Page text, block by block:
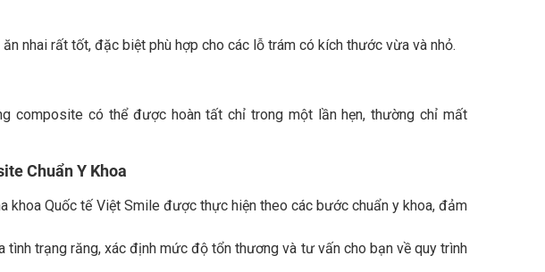
nhai rất tốt, đặc biệt phù hợp cho các lỗ trám có kích thước vừa và nhỏ.
composite có thể được hoàn tất chỉ trong một lần hẹn, thường chỉ mất
Chuẩn Y Khoa
khoa Quốc tế Việt Smile được thực hiện theo các bước chuẩn y khoa, đảm
tình trạng răng, xác định mức độ tổn thương và tư vấn cho bạn về quy trình